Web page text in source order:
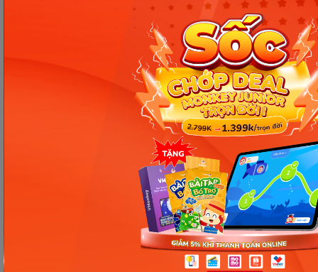
Các Bài Viết Mới Nhất
[Thảo luận] Cơn thịnh nộ (ăn
vạ) của trẻ | Kỷ luật tích cực #17
Ngày 18: Vì sao bé nhanh quên
từ tiếng Anh? Cách giúp con
nhớ lâu mà không cần học
nhiều
Ngày 17: Bé nhận diện từ nhanh
qua hình ảnh – Chìa khóa giúp
con hiểu ngay không cần dịch